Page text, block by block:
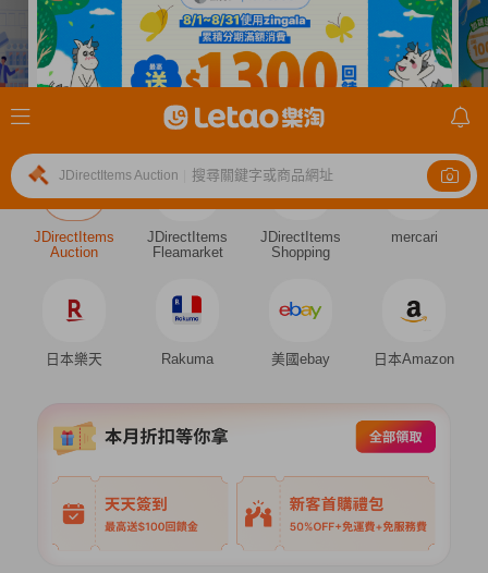
JDirectItems Auction 搜尋關鍵字或商品網址
JDirectItems
Auction
JDirectItems
Fleamarket
JDirectItems
Shopping
mercari
日本樂天 Rakuma 美國ebay 日本Amazon